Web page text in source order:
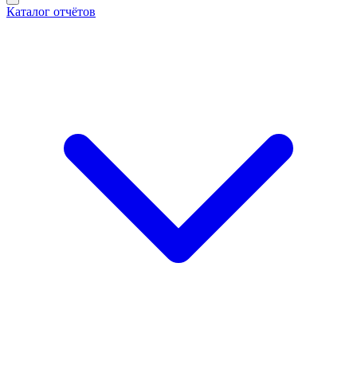
Каталог отчётов